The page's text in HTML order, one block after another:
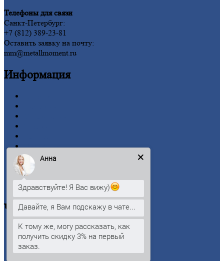
Телефоны для связи
Санкт-Петербург:
+7 (812) 389-23-81
Оставить заявку на почту:
mm@metallmoment.ru
Информация
Прайс-лист
Новости
Личный
Оформление
Оплата
Черныйметаллопрокат
Арматура
Двутавроваябалка (двутавр)
Квадрат
Анна
Здравствуйте! Я Вас вижу)
Давайте, я Вам подскажу в чате...
К тому же, могу рассказать, как
получить скидку 3% на первый
заказ.